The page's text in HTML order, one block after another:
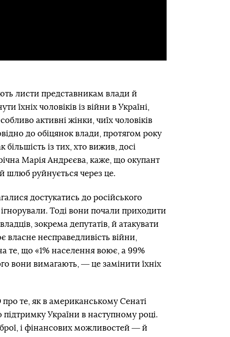
листи представникам влади й
їхніх чоловіків із війни в Україні,
активні жінки, чиїх чоловіків
до обіцянок влади, протягом року
із тих, хто вижив, досі
Марія Андрєєва, каже, що окупант
шлюб руйнується через це.
достукатись до російського
Тоді вони почали приходити
зокрема депутатів, й атакувати
несправедливість війни,
те, що «1% населення воює, а 99%
вони вимагають, ― це замінити їхніх
про те, як в американському Сенаті
України в наступному році.
і фінансових можливостей ― й